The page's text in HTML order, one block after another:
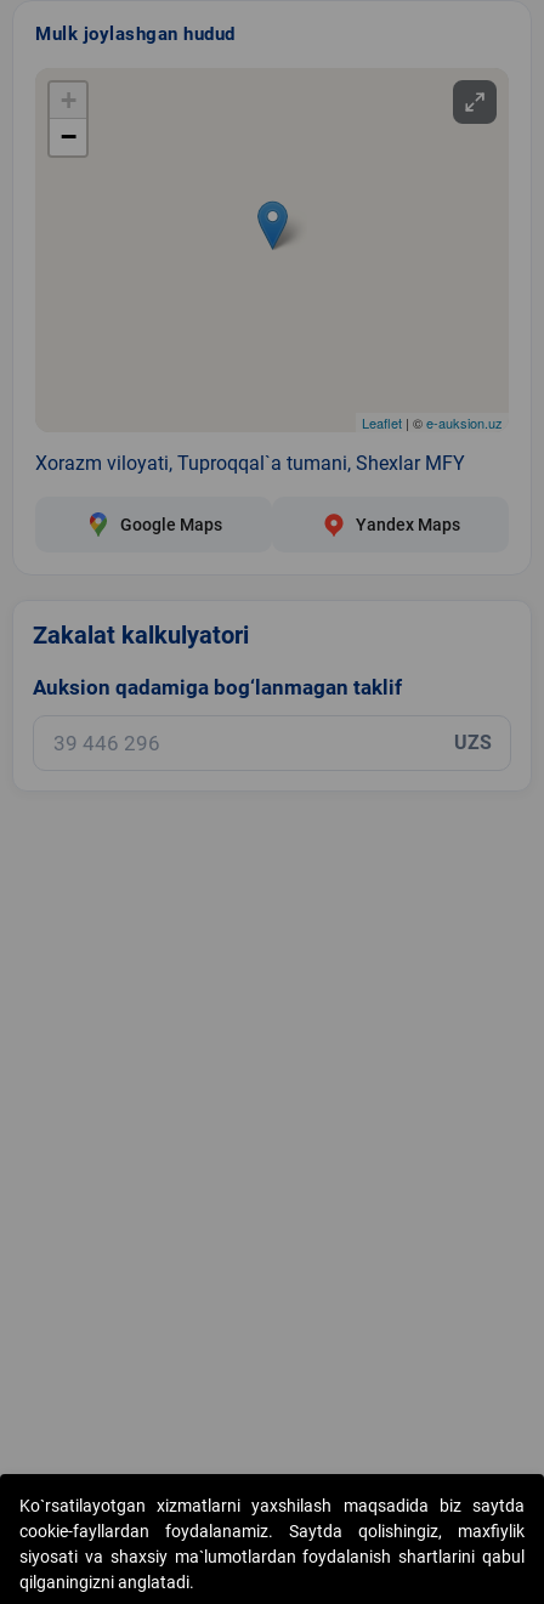
Mulk joylashgan hudud
+
−
Leaflet | ©e-auksion.uz
Xorazm viloyati, Tuproqqal`a tumani, Shexlar MFY
Google Maps Yandex Maps
Zakalat kalkulyatori
Auksion qadamiga bog‘lanmagan taklif
UZS
Copyright © 2017-2026. "Elektron onlayn-auksionlarni
Ko`rsatilayotgan xizmatlarni yaxshilash maqsadida biz saytda
cookie-fayllardan foydalanamiz. Saytda qolishingiz, maxfiylik
siyosati va shaxsiy ma`lumotlardan foydalanish shartlarini qabul
qilganingizni anglatadi.